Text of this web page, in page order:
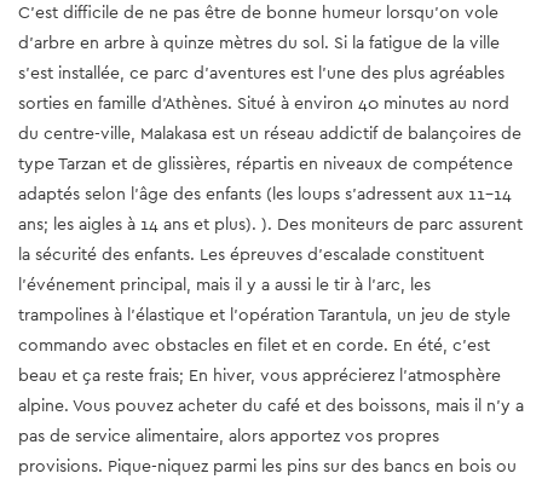
C’est difficile de ne pas être de bonne humeur lorsqu'on vole
d’arbre en arbre à quinze mètres du sol. Si la fatigue de la ville
s’est installée, ce parc d’aventures est l’une des plus agréables
sorties en famille d’Athènes. Situé à environ 40 minutes au nord
du centre-ville, Malakasa est un réseau addictif de balançoires de
type Tarzan et de glissières, répartis en niveaux de compétence
adaptés selon l'âge des enfants (les loups s'adressent aux 11-14
ans; les aigles à 14 ans et plus). ). Des moniteurs de parc assurent
la sécurité des enfants. Les épreuves d’escalade constituent
l’événement principal, mais il y a aussi le tir à l’arc, les
trampolines à l’élastique et l’opération Tarantula, un jeu de style
commando avec obstacles en filet et en corde. En été, c’est
beau et ça reste frais; En hiver, vous apprécierez l’atmosphère
alpine. Vous pouvez acheter du café et des boissons, mais il n’y a
pas de service alimentaire, alors apportez vos propres
provisions. Pique-niquez parmi les pins sur des bancs en bois ou